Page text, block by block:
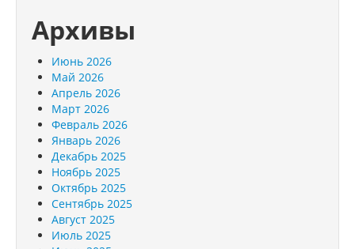
Архивы
Июнь 2026
Май 2026
Апрель 2026
Март 2026
Февраль 2026
Январь 2026
Декабрь 2025
Ноябрь 2025
Октябрь 2025
Сентябрь 2025
Август 2025
Июль 2025